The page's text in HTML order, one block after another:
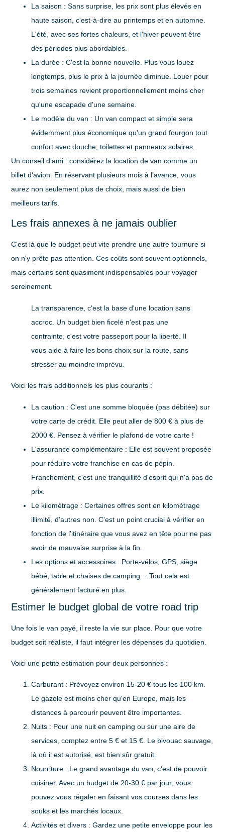
La saison : Sans surprise, les prix sont plus élevés en
haute saison, c'est-à-dire au printemps et en automne.
L'été, avec ses fortes chaleurs, et l'hiver peuvent être
des périodes plus abordables.
La durée : C'est la bonne nouvelle. Plus vous louez
longtemps, plus le prix à la journée diminue. Louer pour
trois semaines revient proportionnellement moins cher
qu'une escapade d'une semaine.
Le modèle du van : Un van compact et simple sera
évidemment plus économique qu'un grand fourgon tout
confort avec douche, toilettes et panneaux solaires.
Un conseil d'ami : considérez la location de van comme un
billet d'avion. En réservant plusieurs mois à l'avance, vous
aurez non seulement plus de choix, mais aussi de bien
meilleurs tarifs.
Les frais annexes à ne jamais oublier
C'est là que le budget peut vite prendre une autre tournure si
on n'y prête pas attention. Ces coûts sont souvent optionnels,
mais certains sont quasiment indispensables pour voyager
sereinement.
La transparence, c'est la base d'une location sans
accroc. Un budget bien ficelé n'est pas une
contrainte, c'est votre passeport pour la liberté. Il
vous aide à faire les bons choix sur la route, sans
stresser au moindre imprévu.
Voici les frais additionnels les plus courants :
La caution : C'est une somme bloquée (pas débitée) sur
votre carte de crédit. Elle peut aller de800 € à plus de
2000 € . Pensez à vérifier le plafond de votre carte !
L'assurance complémentaire : Elle est souvent proposée
pour réduire votre franchise en cas de pépin.
Franchement, c'est une tranquillité d'esprit qui n'a pas de
prix.
Le kilométrage : Certaines offres sont en kilométrage
illimité, d'autres non. C'est un point crucial à vérifier en
fonction de l'itinéraire que vous avez en tête pour ne pas
avoir de mauvaise surprise à la fin.
Les options et accessoires : Porte-vélos, GPS, siège
bébé, table et chaises de camping… Tout cela est
généralement facturé en plus.
Estimer le budget global de votre road trip
Une fois le van payé, il reste la vie sur place. Pour que votre
budget soit réaliste, il faut intégrer les dépenses du quotidien.
Voici une petite estimation pour deux personnes :
Carburant : Prévoyez environ 15-20 € tous les 100 km.
Le gazole est moins cher qu'en Europe, mais les
distances à parcourir peuvent être importantes.
Nuits : Pour une nuit en camping ou sur une aire de
services, comptez entre5 € et 15 €. Le bivouac sauvage,
là où il est autorisé, est bien sûr gratuit.
Nourriture : Le grand avantage du van, c'est de pouvoir
cuisiner. Avec un budget de20-30 € par jour, vous
pouvez vous régaler en faisant vos courses dans les
souks et les marchés locaux.
Activités et divers : Gardez une petite enveloppe pour les